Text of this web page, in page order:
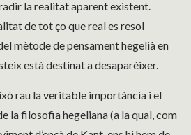
la realitat aparent existent.
de tot ço que real es resol
mètode de pensament hegelià en
està destinat a desaparèixer.
rau la veritable importància i el
la filosofia hegeliana (a la qual, com